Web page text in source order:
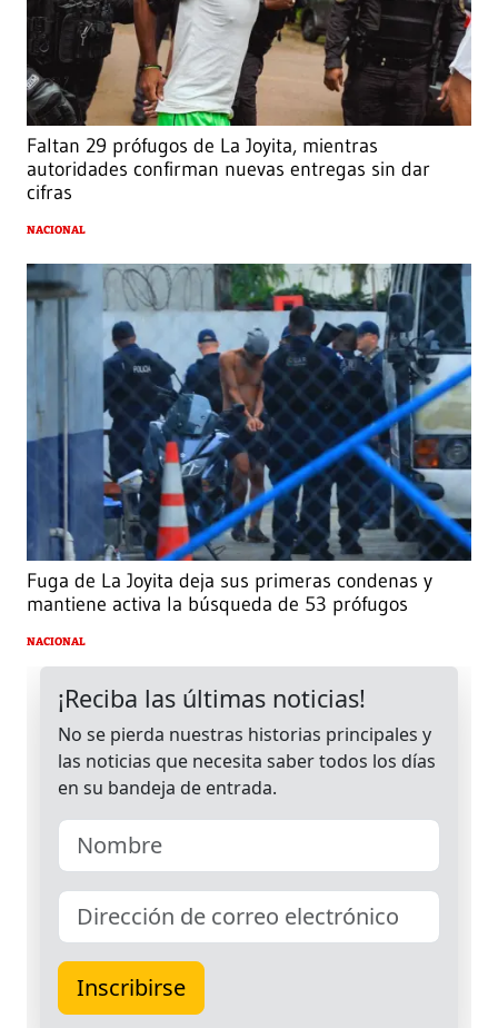
Faltan 29 prófugos de La Joyita, mientras
autoridades confirman nuevas entregas sin dar
cifras
NACIONAL
Fuga de La Joyita deja sus primeras condenas y
mantiene activa la búsqueda de 53 prófugos
NACIONAL